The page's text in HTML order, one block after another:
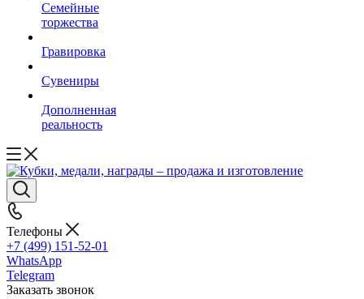
Семейные
торжества
Гравировка
Сувениры
Дополненная
реальность
Телефоны
+7 (499) 151-52-01
WhatsApp
Telegram
Заказать звонок